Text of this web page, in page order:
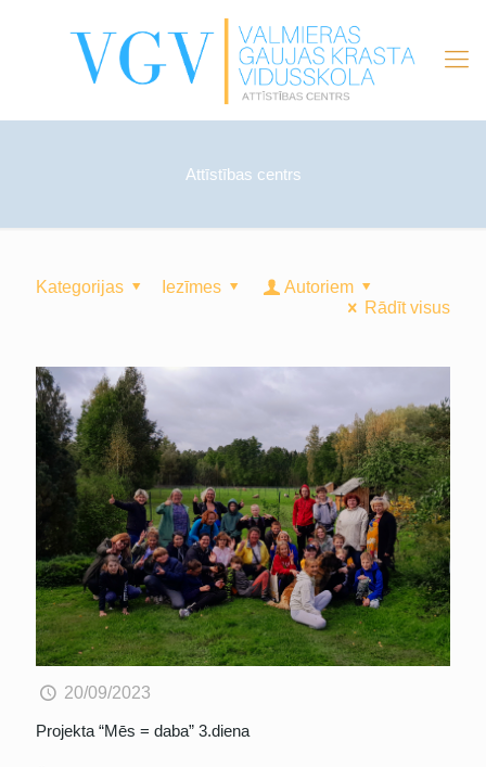
Attīstības centrs
Kategorijas Iezīmes
Autoriem
Rādīt visus
20/09/2023
Projekta “Mēs = daba” 3.diena